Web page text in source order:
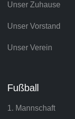
Unser Zuhause
Unser Vorstand
Unser Verein
Fußball
1. Mannschaft